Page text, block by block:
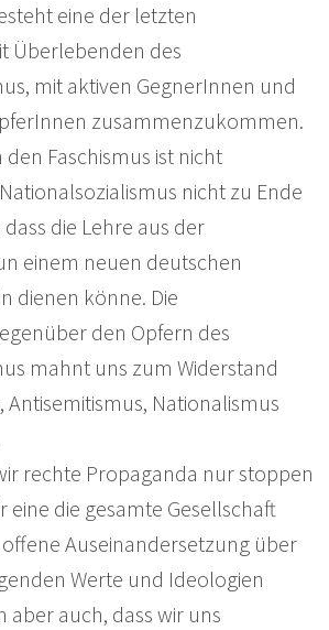
eine der letzten
Überlebenden des
mit aktiven GegnerInnen und
zusammenzukommen.
Faschismus ist nicht
nicht zu Ende
die Lehre aus der
einem neuen deutschen
dienen könne. Die
den Opfern des
mahnt uns zum Widerstand
Antisemitismus, Nationalismus
rechte Propaganda nur stoppen
eine die gesamte Gesellschaft
Auseinandersetzung über
Werte und Ideologien
aber auch, dass wir uns